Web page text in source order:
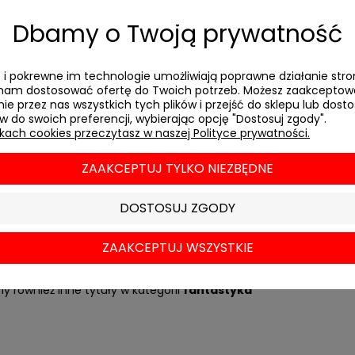
Lem,Śledztwo
to z pozoru klasyczny kryminał utrzymany w tradycyjnym,
otwiera się coraz więcej nowych gatunków. Z początku
się w surrealistyczne i metafizyczne rozważania.
w którym napotyka na nie zawsze godnych zaufania
niekonwencjonalna.
też inne tytuły wydawnictwaLiterackiego
się spodobać też:Astronauci,CyberiadaorazOpowiadania
również inne tytuły w kategoriifantastyka
Dbamy o Twoją prywatność
i pokrewne im technologie umożliwiają poprawne działanie
dostosować ofertę do Twoich potrzeb. Możesz
przez nas wszystkich tych plików i przejść do sklepu lub
do swoich preferencji, wybierając opcję "Dostosuj zgody".
cookies przeczytasz w naszej Polityce prywatności.
ZAAKCEPTUJ TYLKO NIEZBĘDNE
DOSTOSUJ ZGODY
ZAAKCEPTUJ WSZYSTKIE